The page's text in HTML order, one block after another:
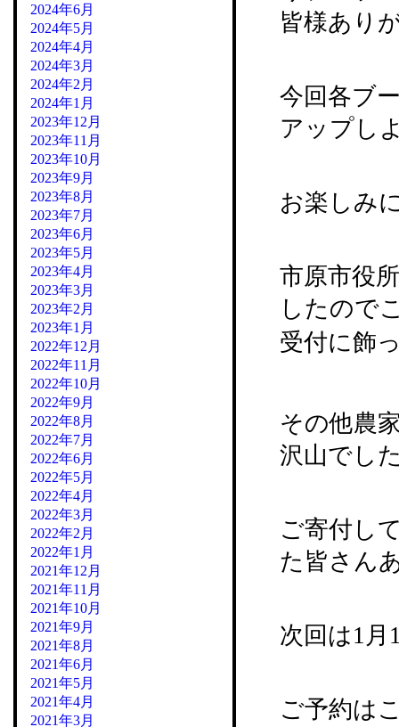
皆様あり
今回各ブ
アップし
お楽しみ
市原市役
したので
受付に飾
その他農
沢山でし
ご寄付し
た皆さん
次回は1月
ご予約は
2024年6月
2024年5月
2024年4月
2024年3月
2024年2月
2024年1月
2023年12月
2023年11月
2023年10月
2023年9月
2023年8月
2023年7月
2023年6月
2023年5月
2023年4月
2023年3月
2023年2月
2023年1月
2022年12月
2022年11月
2022年10月
2022年9月
2022年8月
2022年7月
2022年6月
2022年5月
2022年4月
2022年3月
2022年2月
2022年1月
2021年12月
2021年11月
2021年10月
2021年9月
2021年8月
2021年6月
2021年5月
2021年4月
2021年3月